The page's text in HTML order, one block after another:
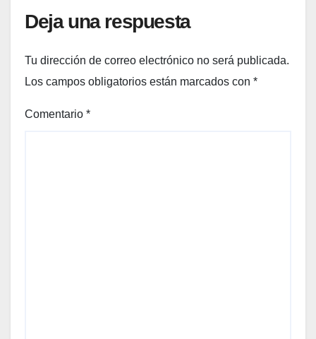
Deja una respuesta
Tu dirección de correo electrónico no será publicada.
Los campos obligatorios están marcados con *
Comentario *